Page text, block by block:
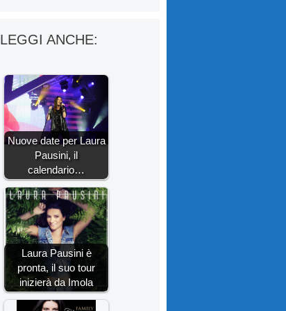
LEGGI ANCHE:
Nuove date per Laura
Pausini, il
calendario…
Laura Pausini è
pronta, il suo tour
inizierà da Imola